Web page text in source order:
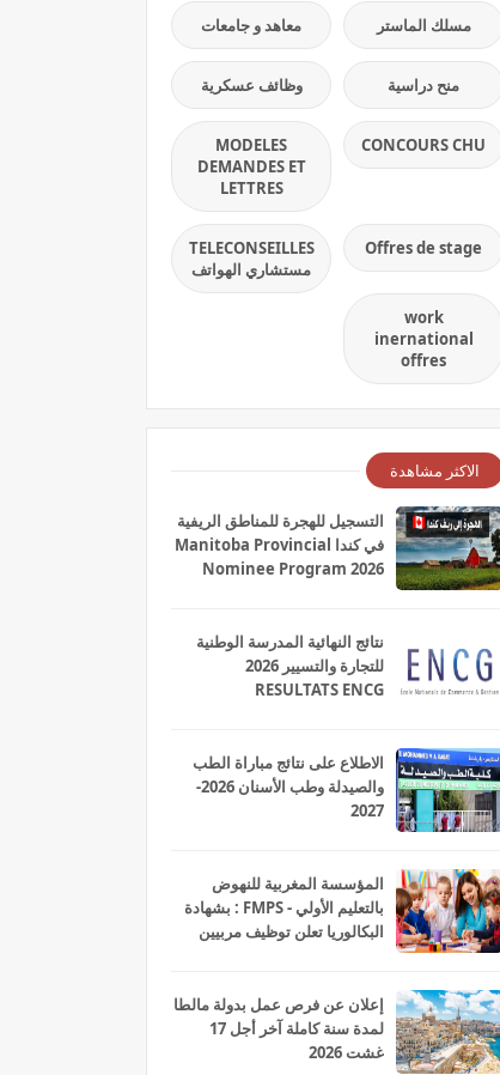
مسلك الماستر معاهد و جامعات
منح دراسية وظائف عسكرية
CONCOURS CHU
MODELES
DEMANDES ET
LETTRES
Offres de stage
TELECONSEILLES
مستشاري الهواتف
work
inernational
offres
الاكثر مشاهدة
التسجيل للهجرة للمناطق الريفية
في كندا Manitoba Provincial
Nominee Program 2026
نتائج النهائية المدرسة الوطنية
للتجارة والتسيير 2026
RESULTATS ENCG
الاطلاع على نتائج مباراة الطب
والصيدلة وطب الأسنان 2026-
2027
المؤسسة المغربية للنهوض
بالتعليم الأولي - FMPS : بشهادة
البكالوريا تعلن توظيف مربيين
إعلان عن فرص عمل بدولة مالطا
لمدة سنة كاملة آخر أجل 17
غشت 2026